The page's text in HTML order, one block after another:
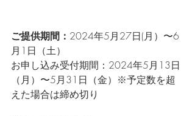
ご提供期間： 2024年5月27日(月）〜6
月1日（土）
お申し込み受付期間：2024年5月13日
（月）〜5月31日（金）※予定数を超
えた場合は締め切り